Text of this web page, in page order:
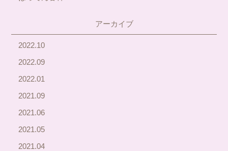
アーカイブ
2022.10
2022.09
2022.01
2021.09
2021.06
2021.05
2021.04